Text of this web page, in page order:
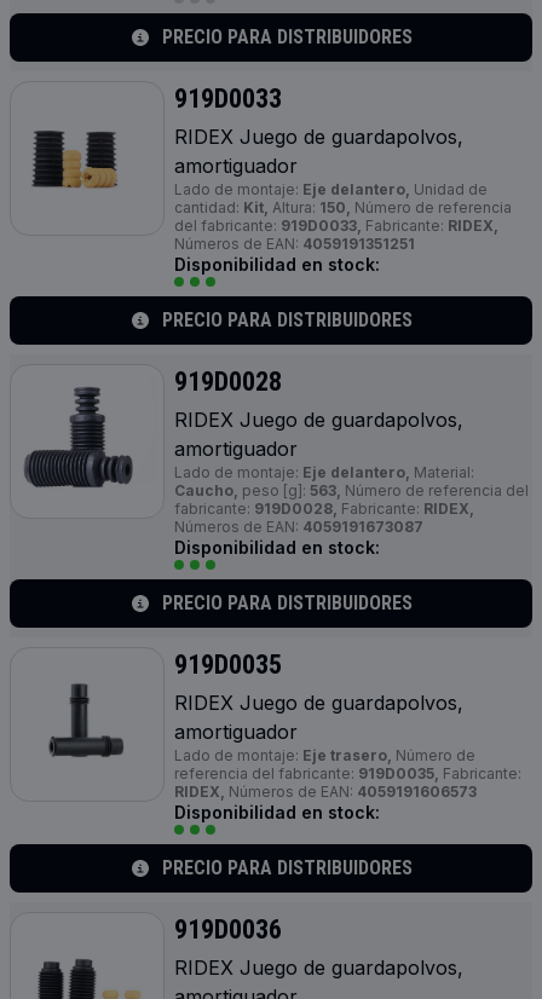
PRECIO PARA DISTRIBUIDORES
919D0033
RIDEX Juego de guardapolvos,
amortiguador
Lado de montaje: Eje delantero, Unidad de
cantidad: Kit, Altura: 150, Número de referencia
del fabricante: 919D0033, Fabricante: RIDEX,
Números de EAN: 4059191351251
Disponibilidad en stock:
PRECIO PARA DISTRIBUIDORES
919D0028
RIDEX Juego de guardapolvos,
amortiguador
Lado de montaje: Eje delantero, Material:
Caucho, peso [g]: 563, Número de referencia del
fabricante: 919D0028, Fabricante: RIDEX,
Números de EAN: 4059191673087
Disponibilidad en stock:
PRECIO PARA DISTRIBUIDORES
919D0035
RIDEX Juego de guardapolvos,
amortiguador
Lado de montaje: Eje trasero, Número de
referencia del fabricante: 919D0035, Fabricante:
RIDEX, Números de EAN: 4059191606573
Disponibilidad en stock:
PRECIO PARA DISTRIBUIDORES
919D0036
RIDEX Juego de guardapolvos,